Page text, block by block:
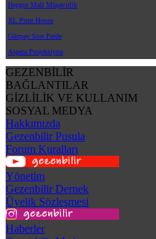
Hepgur Mali Müşavirlik
XL Print House
Günpay Stor Perde
Aspera Projeksiyon
GEZENBİLİR
BAĞLANTILAR
GİZLİLİK VE KULLANIM
SOSYAL MEDYA
Hakkımızda
Gezenbilir Pusula
Forum Kuralları
Yönetim
Gezenbilir Dernek
Üyelik Sözleşmesi
Haberler